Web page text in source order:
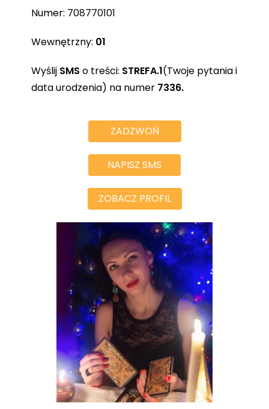
Numer: 708770101
Wewnętrzny: 01
Wyślij SMS o treści: STREFA.1(Twoje pytania i
data urodzenia) na numer 7336.
ZADZWOŃ
NAPISZ SMS
ZOBACZ PROFIL